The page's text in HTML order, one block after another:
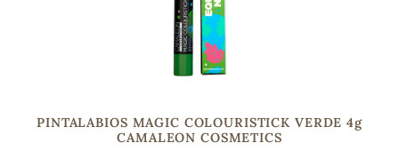
PINTALABIOS MAGIC COLOURISTICK VERDE 4g
CAMALEON COSMETICS